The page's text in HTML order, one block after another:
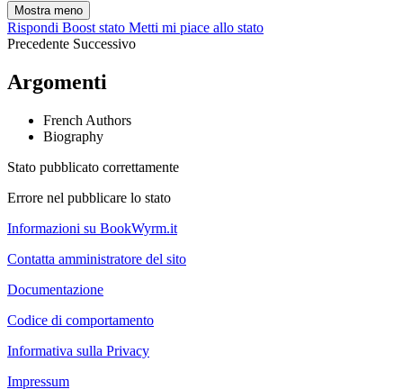
Mostra meno
Rispondi Boost stato Metti mi piace allo stato
Precedente Successivo
Argomenti
French Authors
Biography
Stato pubblicato correttamente
Errore nel pubblicare lo stato
Informazioni su BookWyrm.it
Contatta amministratore del sito
Documentazione
Codice di comportamento
Informativa sulla Privacy
Impressum